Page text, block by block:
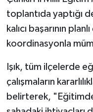
toplantıda yaptığı
kalıcı başarının
koordinasyonla
Işık, tüm ilçelerde
çalışmaların
belirterek,